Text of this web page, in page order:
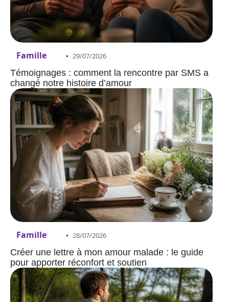
Famille 29/07/2026
Témoignages : comment la rencontre par SMS a
changé notre histoire d’amour
Famille 28/07/2026
Créer une lettre à mon amour malade : le guide
pour apporter réconfort et soutien